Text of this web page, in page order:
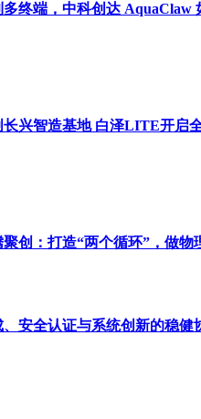
多终端，中科创达 AquaClaw
长兴智造基地 白泽LITE开启
创：打造“两个循环”，做
、安全认证与系统创新的稳